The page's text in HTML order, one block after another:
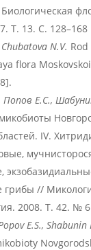
Т. 13. С. 128–168
N.V.
flora
Попов Е.С.,
IV.
//
2008. Т. 42. №
E.S., Shabunin